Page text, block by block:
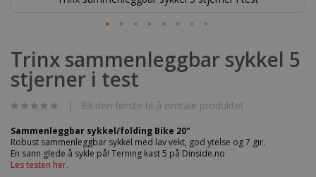
til
begynnelsen
av
bildegalleri
Trinx sammenleggbar sykkel 5
stjerner i test
Bli den første til å omtale produktet
Sammenleggbar sykkel/folding Bike 20"
Robust sammenleggbar sykkel med lav vekt, god ytelse og 7 gir.
En sann glede å sykle på! Terning kast 5 på Dinside.no
Les testen her.